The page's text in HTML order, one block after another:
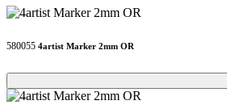
580055 4artist Marker 2mm OR
Loading...
Loading...